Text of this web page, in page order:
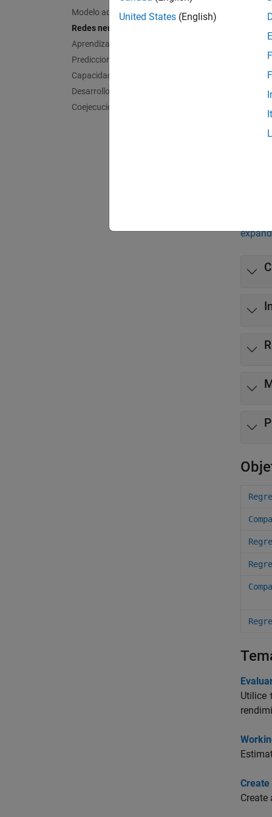
Modelo aditivo generalizado
Redes neuronales
Aprendizaje incremental
Predicciones directas
Capacidad de interpretación
Desarrollo y evaluación de modelos
Coejecución de un modelo de Python
Si
Utilice
United States (English)